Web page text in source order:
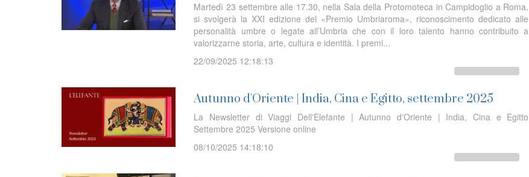
Martedì 23 settembre alle 17.30, nella Sala della Protomoteca in Campidoglio a Roma,
si svolgerà la XXI edizione del «Premio Umbriaroma», riconoscimento dedicato alle
personalità umbre o legate all’Umbria che con il loro talento hanno contribuito a
valorizzarne storia, arte, cultura e identità. I premi...
22/09/2025 12:18:13
Autunno d'Oriente | India, Cina e Egitto, settembre 2025
La Newsletter di Viaggi Dell'Elefante | Autunno d'Oriente | India, Cina e Egitto
Settembre 2025 Versione online
08/10/2025 14:18:10